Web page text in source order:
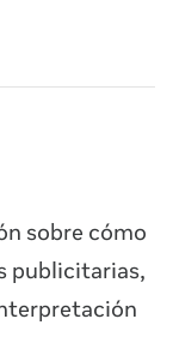
For Completion
sobre cómo
publicitarias,